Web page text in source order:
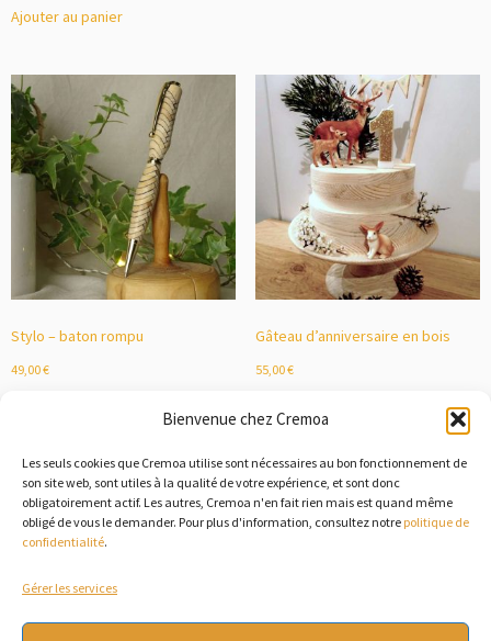
Bienvenue chez Cremoa
Les seuls cookies que Cremoa utilise sont nécessaires au bon fonctionnement de
son site web, sont utiles à la qualité de votre expérience, et sont donc
obligatoirement actif. Les autres, Cremoa n'en fait rien mais est quand même
obligé de vous le demander. Pour plus d'information, consultez notre politique de
confidentialité.
Gérer les services
Ajouter au panier
Stylo – baton rompu
49,00€
Gâteau d’anniversaire en bois
55,00€
Découvrir